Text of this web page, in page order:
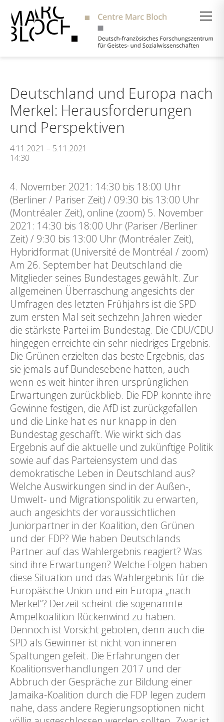
Deutschland und Europa nach
Merkel: Herausforderungen
und Perspektiven
4.11.2021 – 5.11.2021
14:30
4. November 2021: 14:30 bis 18:00 Uhr
(Berliner / Pariser Zeit) / 09:30 bis 13:00 Uhr
(Montréaler Zeit), online (zoom) 5. November
2021: 14:30 bis 18:00 Uhr (Pariser /Berliner
Zeit) / 9:30 bis 13:00 Uhr (Montréaler Zeit),
Hybridformat (Université de Montréal / zoom)
Am 26. September hat Deutschland die
Mitglieder seines Bundestages gewählt. Zur
allgemeinen Überraschung angesichts der
Umfragen des letzten Frühjahrs ist die SPD
zum ersten Mal seit sechzehn Jahren wieder
die stärkste Partei im Bundestag. Die CDU/CDU
hingegen erreichte ein sehr niedriges Ergebnis.
Die Grünen erzielten das beste Ergebnis, das
sie jemals auf Bundesebene hatten, auch
wenn es weit hinter ihren ursprünglichen
Erwartungen zurückblieb. Die FDP konnte ihre
Gewinne festigen, die AfD ist zurückgefallen
und die Linke hat es nur knapp in den
Bundestag geschafft. Wie wirkt sich das
Ergebnis auf die aktuelle und zukünftige Politik
sowie auf das Parteiensystem und das
demokratische Leben in Deutschland aus?
Welche Auswirkungen sind in der Außen-,
Umwelt- und Migrationspolitik zu erwarten,
auch angesichts der voraussichtlichen
Juniorpartner in der Koalition, den Grünen
und der FDP? Wie haben Deutschlands
Partner auf das Wahlergebnis reagiert? Was
sind ihre Erwartungen? Welche Folgen haben
diese Situation und das Wahlergebnis für die
Europäische Union und ein Europa „nach
Merkel“? Derzeit scheint die sogenannte
Ampelkoalition Rückenwind zu haben.
Dennoch ist Vorsicht geboten, denn auch die
SPD als Gewinner ist nicht von inneren
Spaltungen gefeit. Die Erfahrungen der
Koalitionsverhandlungen 2017 und der
Abbruch der Gespräche zur Bildung einer
Jamaika-Koalition durch die FDP legen zudem
nahe, dass andere Regierungsoptionen nicht